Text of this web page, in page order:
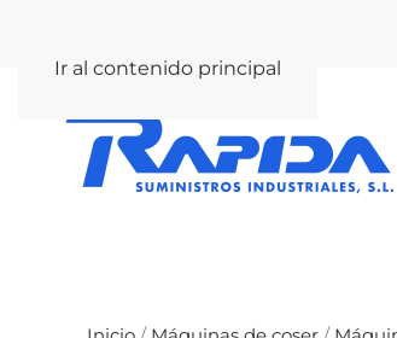
Ir al contenido principal